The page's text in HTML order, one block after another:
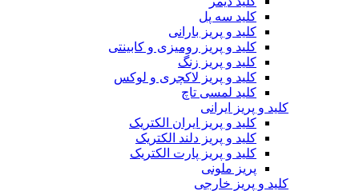
کلید سه پل
کلید و پریز بارانی
کلید و پریز رومیزی و کابینتی
کلید و پریز زنگ
کلید و پریز لاکچری و لوکس
کلید لمسی تاچ
کلید و پریز ایرانی
کلید و پریز ایران الکتریک
کلید و پریز دلند الکتریک
کلید و پریز پارت الکتریک
پریز ملونی
کلید و پریز خارجی